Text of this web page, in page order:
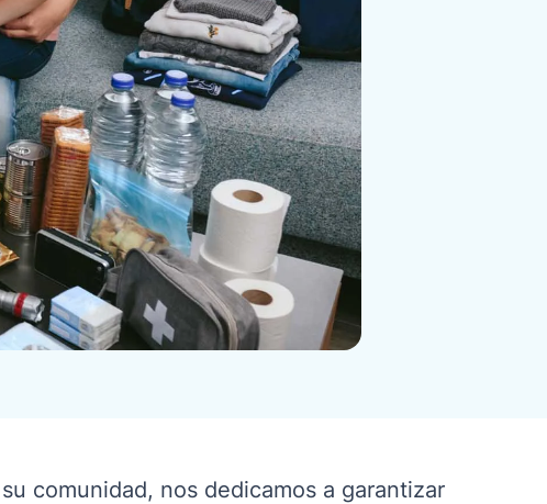
comunidad, nos dedicamos a garantizar